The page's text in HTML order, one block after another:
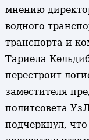
мнению
водного
транспорта и
Тариела
перестроит
заместителя
политсовета
подчеркнул,